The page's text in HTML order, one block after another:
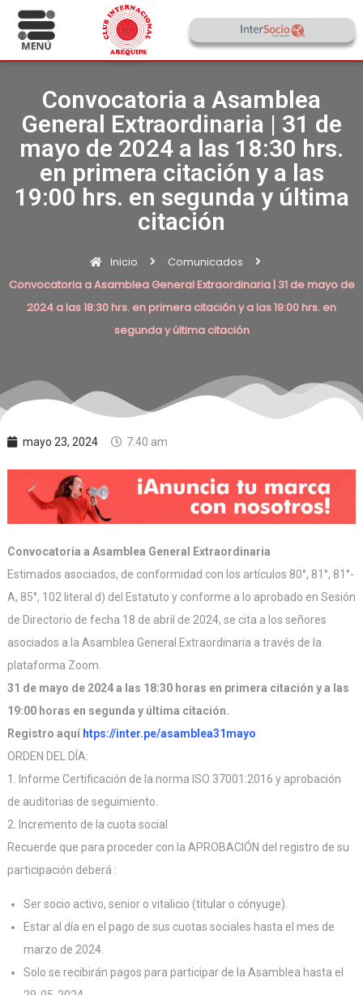
Convocatoria a Asamblea
General Extraordinaria | 31 de
mayo de 2024 a las 18:30 hrs.
en primera citación y a las
19:00 hrs. en segunda y última
citación
Inicio
Comunicados
Convocatoria a Asamblea General Extraordinaria | 31 de mayo de
2024 a las 18:30 hrs. en primera citación y a las 19:00 hrs. en
segunda y última citación
mayo 23, 2024 7:40 am
Convocatoria a Asamblea General Extraordinaria
Estimados asociados, de conformidad con los artículos 80°, 81°, 81°-
A, 85°, 102 literal d) del Estatuto y conforme a lo aprobado en Sesión
de Directorio de fecha 18 de abril de 2024, se cita a los señores
asociados a la Asamblea General Extraordinaria a través de la
plataforma Zoom.
31 de mayo de 2024 a las 18:30 horas en primera citación y a las
19:00 horas en segunda y última citación.
Registro aquí htps://inter.pe/asamblea31mayo
ORDEN DEL DÍA:
1. Informe Certificación de la norma ISO 37001:2016 y aprobación
de auditorias de seguimiento.
2. Incremento de la cuota social
Recuerde que para proceder con la APROBACIÓN del registro de su
participación deberá :
Ser socio activo, senior o vitalicio (titular o cónyuge).
Estar al día en el pago de sus cuotas sociales hasta el mes de
marzo de 2024.
Solo se recibirán pagos para participar de la Asamblea hasta el